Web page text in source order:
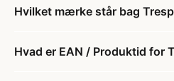
Hvilket mærke står bag
Hvad er EAN / Produktid for